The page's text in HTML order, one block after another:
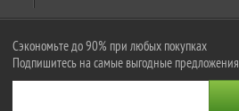
Сэкономьте до 90% при любых покупках
Подпишитесь на самые выгодные предложения